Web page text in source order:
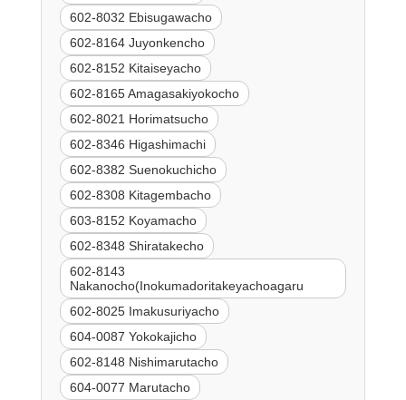
602-8032 Ebisugawacho
602-8164 Juyonkencho
602-8152 Kitaiseyacho
602-8165 Amagasakiyokocho
602-8021 Horimatsucho
602-8346 Higashimachi
602-8382 Suenokuchicho
602-8308 Kitagembacho
603-8152 Koyamacho
602-8348 Shiratakecho
602-8143
Nakanocho(Inokumadoritakeyachoagaru
602-8025 Imakusuriyacho
604-0087 Yokokajicho
602-8148 Nishimarutacho
604-0077 Marutacho